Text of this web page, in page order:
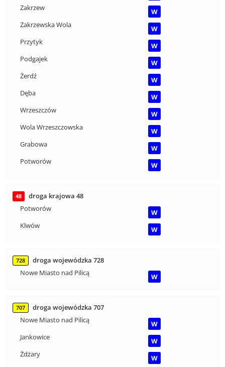
Zakrzew
W
Zakrzewska Wola
W
Przytyk
W
Podgajek
W
Żerdź
W
Dęba
W
Wrzeszczów
W
Wola Wrzeszczowska
W
Grabowa
W
Potworów
W
48
droga krajowa 48
Potworów
W
Klwów
W
728
droga wojewódzka 728
Nowe Miasto nad Pilicą
W
707
droga wojewódzka 707
Nowe Miasto nad Pilicą
W
Jankowice
W
Żdżary
W